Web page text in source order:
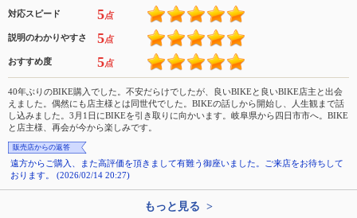
対応スピード 5点
説明のわかりやすさ 5点
おすすめ度 5点
40年ぶりのBIKE購入でした。不安だらけでしたが、良いBIKEと良いBIKE店主と出会
えました。偶然にも店主様とは同世代でした。BIKEの話しから開始し、人生観まで話
し込みました。3月1日にBIKEを引き取りに向かいます。岐阜県から四日市市へ。BIKE
と店主様、再会が今から楽しみです。
販売店からの返答
遠方からご購入、また高評価を頂きまして有難う御座いました。ご来店をお待ちして
おります。 (2026/02/14 20:27)
もっと見る >